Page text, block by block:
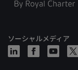
ソーシャルメディア